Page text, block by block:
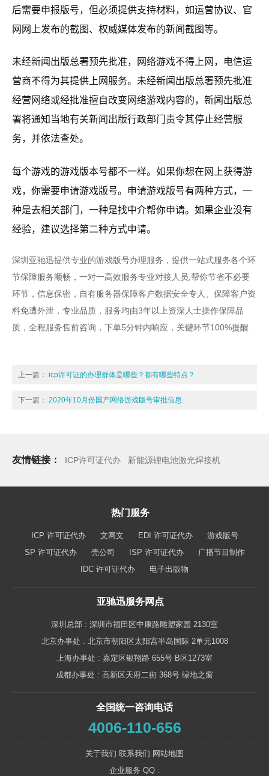
后需要申报版号，但必须提供支持材料，如运营协议、官
网网上发布的截图、权威媒体发布的新闻截图等。
未经新闻出版总署预先批准，网络游戏不得上网，电信运
营商不得为其提供上网服务。未经新闻出版总署预先批准
经营网络或经批准擅自改变网络游戏内容的，新闻出版总
署将通知当地有关新闻出版行政部门责令其停止经营服
务，并依法查处。
每个游戏的游戏版本号都不一样。如果你想在网上获得游
戏，你需要申请游戏版号。申请游戏版号有两种方式，一
种是去相关部门，一种是找中介帮你申请。如果企业没有
经验，建议选择第二种方式申请。
深圳亚驰迅提供专业的游戏版号办理服务，提供一站式服务各个环
节保障服务顺畅，一对一高效服务专业对接人员,帮你节省不必要
环节，信息保密，自有服务器保障客户数据安全专人、保障客户资
料免遭外泄，专业品质，服务均由3年以上资深人士操作保障品
质，全程服务售前咨询，下单5分钟内响应，关键环节100%提醒
上一篇： icp许可证的办理群体是哪些？都有哪些特点？
下一篇： 2020年10月份国产网络游戏版号审批信息
友情链接： ICP许可证代办 新能源锂电池激光焊接机
热门服务
ICP 许可证代办 文网文 EDI 许可证代办
游戏版号
SP 许可证代办
壳公司 ISP 许可证代办
广播节目制作
IDC 许可证代办
电子出版物
亚驰迅服务网点
深圳总部 : 深圳市福田区中康路雕塑家园 2130室
北京办事处 : 北京市朝阳区太阳宫半岛国际 2单元1008
上海办事处 : 嘉定区银翔路 655号 B区1273室
成都办事处 : 高新区天府二街 368号 绿地之窗
全国统一咨询电话
4006-110-656
关于我们 联系我们 网站地图
企业服务 QQ :